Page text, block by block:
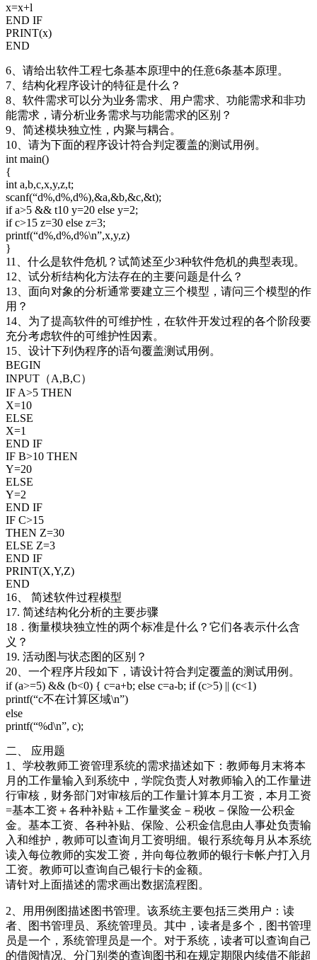
x=x+l
END IF
PRINT(x)
END
6、请给出软件工程七条基本原理中的任意6条基本原理。
7、结构化程序设计的特征是什么？
8、软件需求可以分为业务需求、用户需求、功能需求和非功
能需求，请分析业务需求与功能需求的区别？
9、简述模块独立性，内聚与耦合。
10、请为下面的程序设计符合判定覆盖的测试用例。
int main()
{
int a,b,c,x,y,z,t;
scanf(“d%,d%,d%),&a,&b,&c,&t);
if a>5 && t10 y=20 else y=2;
if c>15 z=30 else z=3;
printf(“d%,d%,d%\n”,x,y,z)
}
11、什么是软件危机？试简述至少3种软件危机的典型表现。
12、试分析结构化方法存在的主要问题是什么？
13、面向对象的分析通常要建立三个模型，请问三个模型的作
用？
14、为了提高软件的可维护性，在软件开发过程的各个阶段要
充分考虑软件的可维护性因素。
15、设计下列伪程序的语句覆盖测试用例。
BEGIN
INPUT（A,B,C）
IF A>5 THEN
X=10
ELSE
X=1
END IF
IF B>10 THEN
Y=20
ELSE
Y=2
END IF
IF C>15
THEN Z=30
ELSE Z=3
END IF
PRINT(X,Y,Z)
END
16、 简述软件过程模型
17. 简述结构化分析的主要步骤
18．衡量模块独立性的两个标准是什么？它们各表示什么含
义？
19. 活动图与状态图的区别？
20、一个程序片段如下，请设计符合判定覆盖的测试用例。
if (a>=5) && (b<0) { c=a+b; else c=a-b; if (c>5) || (c<1)
printf(“c不在计算区域\n”)
else
printf(“%d\n”, c);
二、 应用题
1、学校教师工资管理系统的需求描述如下：教师每月末将本
月的工作量输入到系统中，学院负责人对教师输入的工作量进
行审核，财务部门对审核后的工作量计算本月工资，本月工资
=基本工资＋各种补贴＋工作量奖金－税收－保险一公积金
金。基本工资、各种补贴、保险、公积金信息由人事处负责输
入和维护，教师可以查询月工资明细。银行系统每月从本系统
读入每位教师的实发工资，并向每位教师的银行卡帐户打入月
工资。教师可以查询自己银行卡的金额。
请针对上面描述的需求画出数据流程图。
2、用用例图描述图书管理。该系统主要包括三类用户：读
者、图书管理员、系统管理员。其中，读者是多个，图书管理
员是一个，系统管理员是一个。对于系统，读者可以查询自己
的借阅情况、分门别类的查询图书和在规定期限内续借不能超